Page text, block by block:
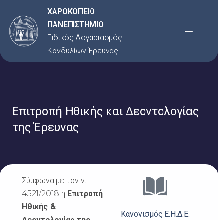
στο
περιεχόμενο
ΧΑΡΟΚΟΠΕΙΟ
ΠΑΝΕΠΙΣΤΗΜΙΟ
Ειδικός Λογαριασμός
Κονδυλίων Έρευνας
Menu
Επιτροπή Ηθικής και Δεοντολογίας
της Έρευνας
Σύμφωνα με τον ν.
4521/2018 η Επιτροπή
Ηθικής &
Κανονισμός Ε.Η.Δ.Ε.